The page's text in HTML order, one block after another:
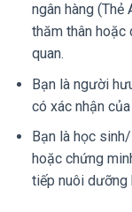
ngân hàng
thăm thân
quan.
Bạn là người
có xác nhận
Bạn là học
hoặc chứng
tiếp nuôi dưỡng